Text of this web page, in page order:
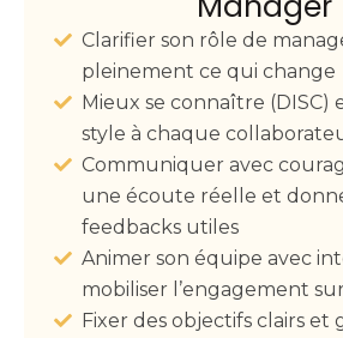
Clarifier son rôle de
pleinement ce qui change
Mieux se connaître (DISC)
style à chaque
Communiquer avec
une écoute réelle et
feedbacks utiles
Animer son équipe avec
mobiliser l’engagement
Fixer des objectifs clairs et